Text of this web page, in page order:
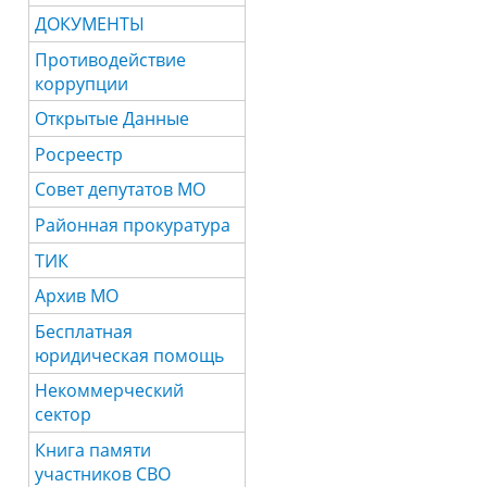
ДОКУМЕНТЫ
Противодействие
коррупции
Открытые Данные
Росреестр
Совет депутатов МО
Районная прокуратура
ТИК
Архив МО
Бесплатная
юридическая помощь
Некоммерческий
сектор
Книга памяти
участников СВО